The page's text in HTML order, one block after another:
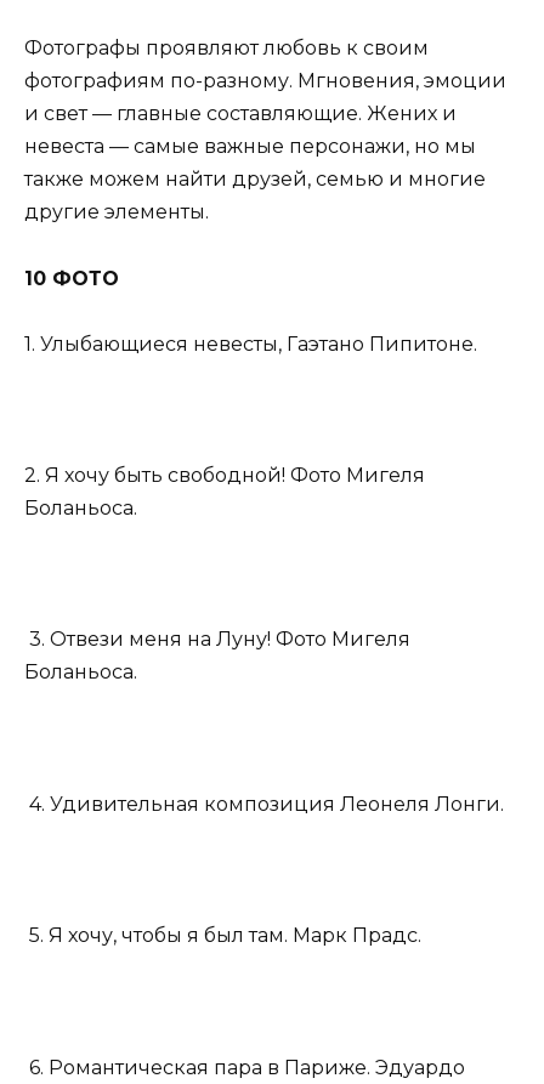
Фотографы проявляют любовь к своим
фотографиям по-разному. Мгновения, эмоции
и свет — главные составляющие. Жених и
невеста — самые важные персонажи, но мы
также можем найти друзей, семью и многие
другие элементы.
10 ФОТО
1. Улыбающиеся невесты, Гаэтано Пипитоне.
2. Я хочу быть свободной! Фото Мигеля
Боланьоса.
3. Отвези меня на Луну! Фото Мигеля
Боланьоса.
4. Удивительная композиция Леонеля Лонги.
5. Я хочу, чтобы я был там. Марк Прадс.
6. Романтическая пара в Париже. Эдуардо